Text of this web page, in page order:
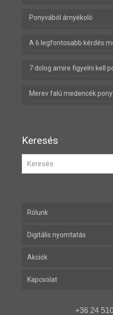
Ponyvából árnyékoló
A 6 legfontosabb kérdés
7 dolog amire figyelni kell
Merev falú medencék
Keresés
Rólunk
Digitális nyomtatás
Akciók
Kapcsolat
+36 24